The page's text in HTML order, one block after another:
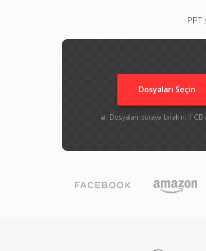
Dosyaları Seçin
Dosyaları buraya bırakın. 1